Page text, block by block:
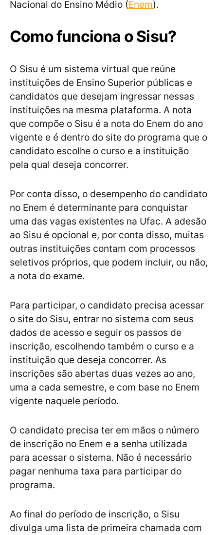
Nacional do Ensino Médio (Enem).
Como funciona o Sisu?
O Sisu é um sistema virtual que reúne
instituições de Ensino Superior públicas e
candidatos que desejam ingressar nessas
instituições na mesma plataforma. A nota
que compõe o Sisu é a nota do Enem do ano
vigente e é dentro do site do programa que o
candidato escolhe o curso e a instituição
pela qual deseja concorrer.
Por conta disso, o desempenho do candidato
no Enem é determinante para conquistar
uma das vagas existentes na Ufac. A adesão
ao Sisu é opcional e, por conta disso, muitas
outras instituições contam com processos
seletivos próprios, que podem incluir, ou não,
a nota do exame.
Para participar, o candidato precisa acessar
o site do Sisu, entrar no sistema com seus
dados de acesso e seguir os passos de
inscrição, escolhendo também o curso e a
instituição que deseja concorrer. As
inscrições são abertas duas vezes ao ano,
uma a cada semestre, e com base no Enem
vigente naquele período.
O candidato precisa ter em mãos o número
de inscrição no Enem e a senha utilizada
para acessar o sistema. Não é necessário
pagar nenhuma taxa para participar do
programa.
Ao final do período de inscrição, o Sisu
divulga uma lista de primeira chamada com